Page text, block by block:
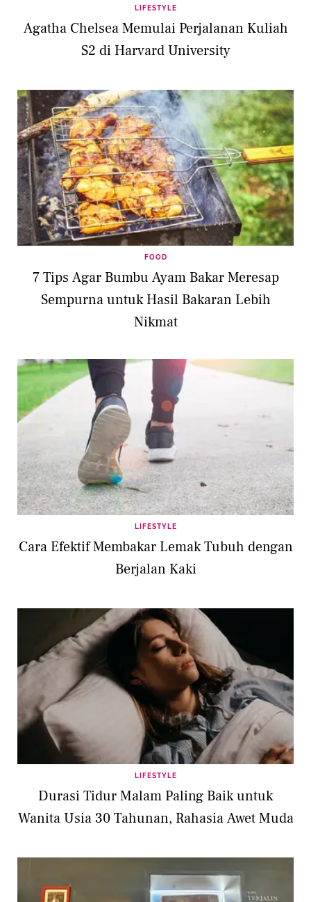
LIFESTYLE
Agatha Chelsea Memulai Perjalanan Kuliah
S2 di Harvard University
FOOD
7 Tips Agar Bumbu Ayam Bakar Meresap
Sempurna untuk Hasil Bakaran Lebih
Nikmat
LIFESTYLE
Cara Efektif Membakar Lemak Tubuh dengan
Berjalan Kaki
LIFESTYLE
Durasi Tidur Malam Paling Baik untuk
Wanita Usia 30 Tahunan, Rahasia Awet Muda